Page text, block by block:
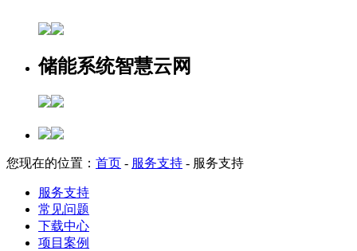
储能系统智慧云网
您现在的位置： 首页 - 服务支持 - 服务支持
服务支持
常见问题
下载中心
项目案例